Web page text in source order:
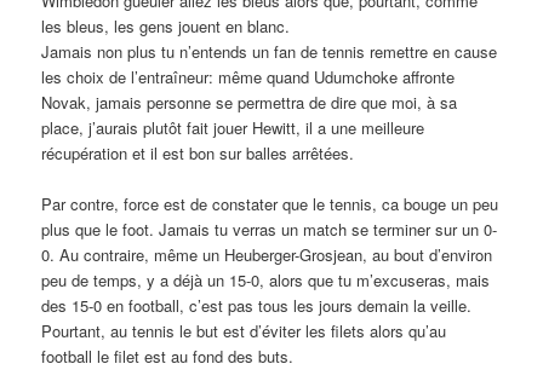
les bleus, les gens jouent en blanc.
Jamais non plus tu n’entends un fan de tennis remettre en cause
les choix de l’entraîneur: même quand Udumchoke affronte
Novak, jamais personne se permettra de dire que moi, à sa
place, j’aurais plutôt fait jouer Hewitt, il a une meilleure
récupération et il est bon sur balles arrêtées.
Par contre, force est de constater que le tennis, ca bouge un peu
plus que le foot. Jamais tu verras un match se terminer sur un 0-
0. Au contraire, même un Heuberger-Grosjean, au bout d’environ
peu de temps, y a déjà un 15-0, alors que tu m’excuseras, mais
des 15-0 en football, c’est pas tous les jours demain la veille.
Pourtant, au tennis le but est d’éviter les filets alors qu’au
football le filet est au fond des buts.